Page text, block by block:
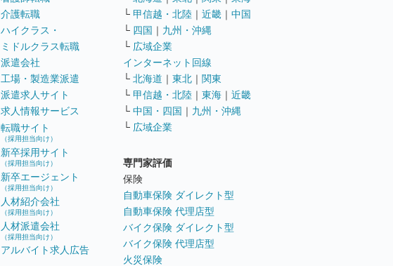
介護転職
ハイクラス・
ミドルクラス転職
派遣会社
工場・製造業派遣
派遣求人サイト
求人情報サービス
転職サイト
（採用担当向け）
新卒採用サイト
（採用担当向け）
新卒エージェント
（採用担当向け）
人材紹介会社
（採用担当向け）
人材派遣会社
（採用担当向け）
アルバイト求人広告
└ 甲信越・北陸 ｜ 近畿 ｜ 中国
└ 四国 ｜ 九州・沖縄
└ 広域企業
インターネット回線
└ 北海道 ｜ 東北 ｜ 関東
└ 甲信越・北陸 ｜ 東海 ｜ 近畿
└ 中国・四国 ｜ 九州・沖縄
└ 広域企業
専門家評価
保険
自動車保険 ダイレクト型
自動車保険 代理店型
バイク保険 ダイレクト型
バイク保険 代理店型
火災保険